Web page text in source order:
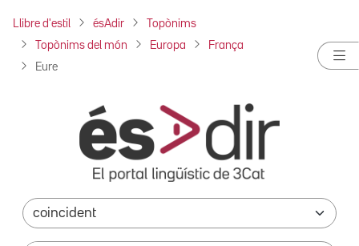
Llibre d'estil ésAdir Topònims
Topònims del món Europa França
Eure